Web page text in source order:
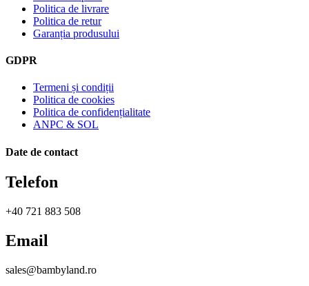
Politica de livrare
Politica de retur
Garanția produsului
GDPR
Termeni și condiții
Politica de cookies
Politica de confidențialitate
ANPC & SOL
Date de contact
Telefon
+40 721 883 508
Email
sales@bambyland.ro​